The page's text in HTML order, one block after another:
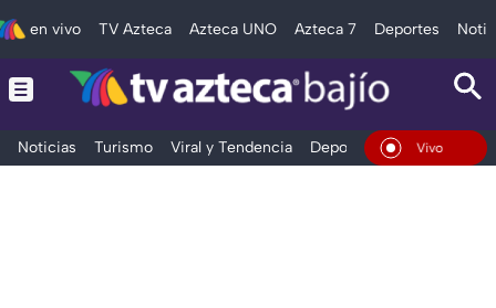
en vivo TV Azteca Azteca UNO Azteca 7 Deportes
Noticias Turismo Viral y Tendencia Deportes Espectáculos
En Vivo